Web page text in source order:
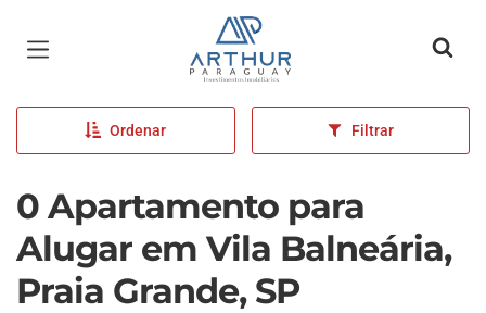
Página inicial
Ordenar Filtrar
0 Apartamento para
Alugar em Vila Balneária,
Praia Grande, SP